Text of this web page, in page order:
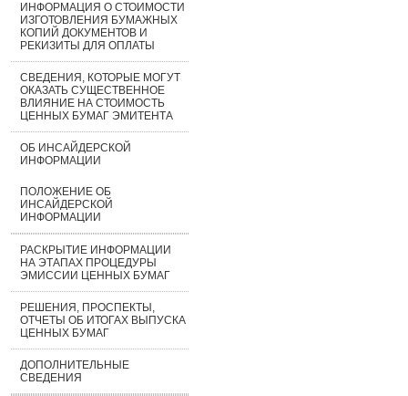
ИНФОРМАЦИЯ О СТОИМОСТИ
ИЗГОТОВЛЕНИЯ БУМАЖНЫХ
КОПИЙ ДОКУМЕНТОВ И
РЕКИЗИТЫ ДЛЯ ОПЛАТЫ
СВЕДЕНИЯ, КОТОРЫЕ МОГУТ
ОКАЗАТЬ СУЩЕСТВЕННОЕ
ВЛИЯНИЕ НА СТОИМОСТЬ
ЦЕННЫХ БУМАГ ЭМИТЕНТА
ОБ ИНСАЙДЕРСКОЙ
ИНФОРМАЦИИ
ПОЛОЖЕНИЕ ОБ
ИНСАЙДЕРСКОЙ
ИНФОРМАЦИИ
РАСКРЫТИЕ ИНФОРМАЦИИ
НА ЭТАПАХ ПРОЦЕДУРЫ
ЭМИССИИ ЦЕННЫХ БУМАГ
РЕШЕНИЯ, ПРОСПЕКТЫ,
ОТЧЕТЫ ОБ ИТОГАХ ВЫПУСКА
ЦЕННЫХ БУМАГ
ДОПОЛНИТЕЛЬНЫЕ
СВЕДЕНИЯ